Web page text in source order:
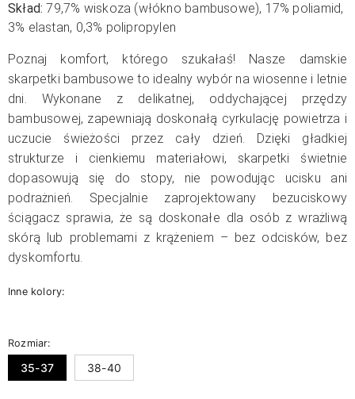
Skład: 79,7% wiskoza (włókno bambusowe), 17% poliamid,
3% elastan, 0,3% polipropylen
Poznaj komfort, którego szukałaś! Nasze damskie
skarpetki bambusowe to idealny wybór na wiosenne i letnie
dni. Wykonane z delikatnej, oddychającej przędzy
bambusowej, zapewniają doskonałą cyrkulację powietrza i
uczucie świeżości przez cały dzień. Dzięki gładkiej
strukturze i cienkiemu materiałowi, skarpetki świetnie
dopasowują się do stopy, nie powodując ucisku ani
podrażnień. Specjalnie zaprojektowany bezuciskowy
ściągacz sprawia, że są doskonałe dla osób z wrażliwą
skórą lub problemami z krążeniem – bez odcisków, bez
dyskomfortu.
Inne kolory:
Rozmiar:
35-37 38-40